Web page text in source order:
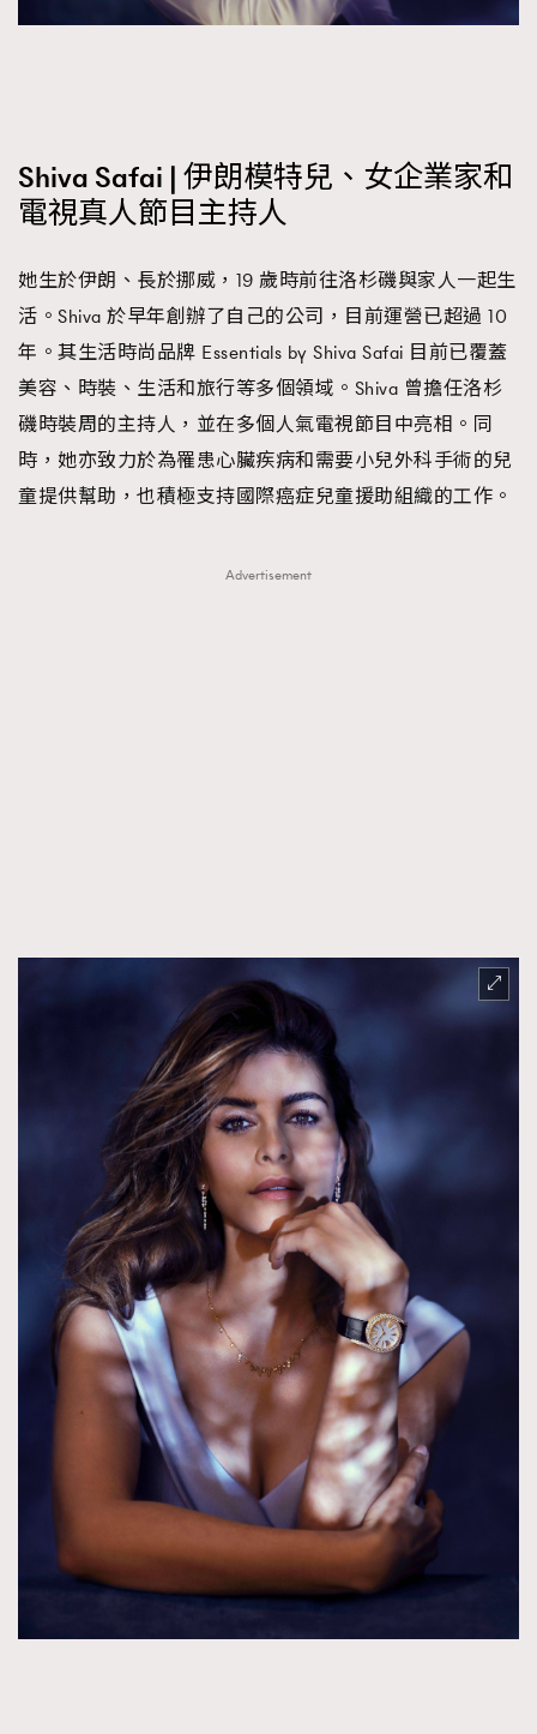
Shiva Safai | 伊朗模特兒、女企業家和
電視真人節目主持人
她生於伊朗、長於挪威，19 歲時前往洛杉磯與家人一起生
活。Shiva 於早年創辦了自己的公司，目前運營已超過 10
年。其生活時尚品牌 Essentials by Shiva Safai 目前已覆蓋
美容、時裝、生活和旅行等多個領域。Shiva 曾擔任洛杉
磯時裝周的主持人，並在多個人氣電視節目中亮相。同
時，她亦致力於為罹患心臟疾病和需要小兒外科手術的兒
童提供幫助，也積極支持國際癌症兒童援助組織的工作。
Advertisement